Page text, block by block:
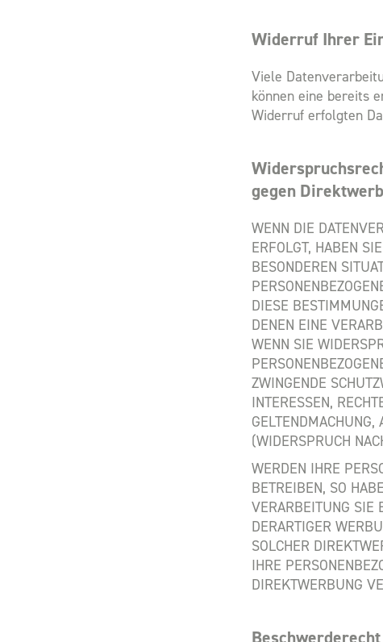
Widerruf Ihrer
Viele
können eine bereits
Widerruf erfolgten
gegen
WENN DIE
ERFOLGT, HABEN
BESONDEREN
DIESE
DENEN EINE
WENN SIE
ZWINGENDE
INTERESSEN,
(WIDERSPRUCH
WERDEN IHRE
BETREIBEN, SO
VERARBEITUNG SIE
DERARTIGER
SOLCHER
IHRE
DIREKTWERBUNG